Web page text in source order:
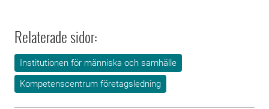
Relaterade sidor:
Institutionen för människa och samhälle
Kompetenscentrum företagsledning